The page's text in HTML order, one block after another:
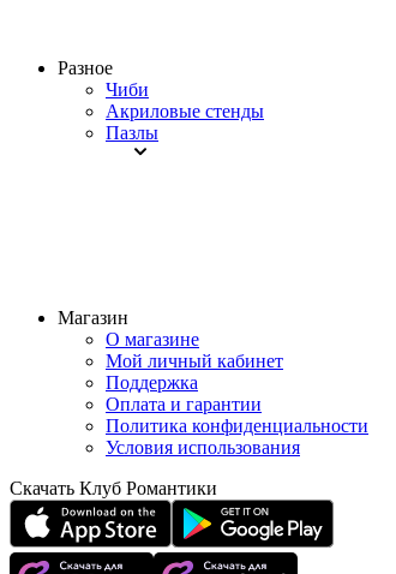
Разное
Чиби
Акриловые стенды
Пазлы
Магазин
О магазине
Мой личный кабинет
Поддержка
Оплата и гарантии
Политика конфиденциальности
Условия использования
Скачать Клуб Романтики